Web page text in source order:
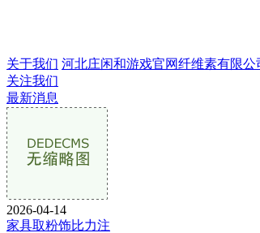
关于我们 河北庄闲和游戏官网纤维素有限公
关注我们
最新消息
2026-04-14
家具取粉饰比力注